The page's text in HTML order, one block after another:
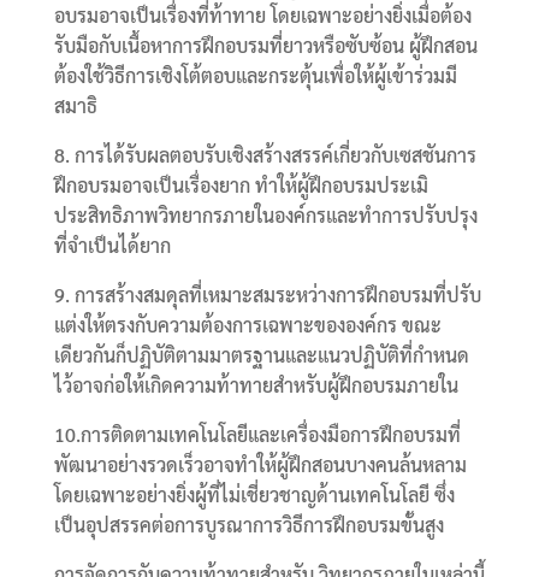
อบรมอาจเป็นเรื่องที่ท้าทาย โดยเฉพาะอย่างยิ่งเมื่อต้อง
รับมือกับเนื้อหาการฝึกอบรมที่ยาวหรือซับซ้อน ผู้ฝึกสอน
ต้องใช้วิธีการเชิงโต้ตอบและกระตุ้นเพื่อให้ผู้เข้าร่วมมี
สมาธิ
8. การได้รับผลตอบรับเชิงสร้างสรรค์เกี่ยวกับเซสชันการ
ฝึกอบรมอาจเป็นเรื่องยาก ทำให้ผู้ฝึกอบรมประเมิ
ประสิทธิภาพวิทยากรภายในองค์กรและทำการปรับปรุง
ที่จำเป็นได้ยาก
9. การสร้างสมดุลที่เหมาะสมระหว่างการฝึกอบรมที่ปรับ
แต่งให้ตรงกับความต้องการเฉพาะขององค์กร ขณะ
เดียวกันก็ปฏิบัติตามมาตรฐานและแนวปฏิบัติที่กำหนด
ไว้อาจก่อให้เกิดความท้าทายสำหรับผู้ฝึกอบรมภายใน
10.การติดตามเทคโนโลยีและเครื่องมือการฝึกอบรมที่
พัฒนาอย่างรวดเร็วอาจทำให้ผู้ฝึกสอนบางคนล้นหลาม
โดยเฉพาะอย่างยิ่งผู้ที่ไม่เชี่ยวชาญด้านเทคโนโลยี ซึ่ง
เป็นอุปสรรคต่อการบูรณาการวิธีการฝึกอบรมขั้นสูง